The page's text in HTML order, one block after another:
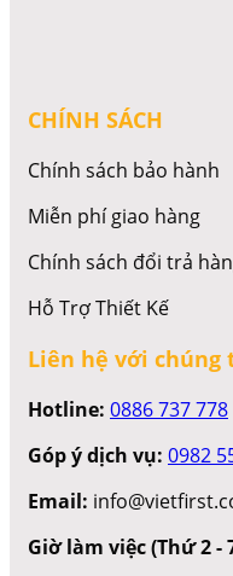
CHÍNH SÁCH
Chính sách bảo hành
Miễn phí giao hàng
Chính sách đổi trả
Hỗ Trợ Thiết Kế
Liên hệ với chúng
Hotline: 0886 737 778
Góp ý dịch vụ: 0982
Email:
Giờ làm việc (Thứ 2 -